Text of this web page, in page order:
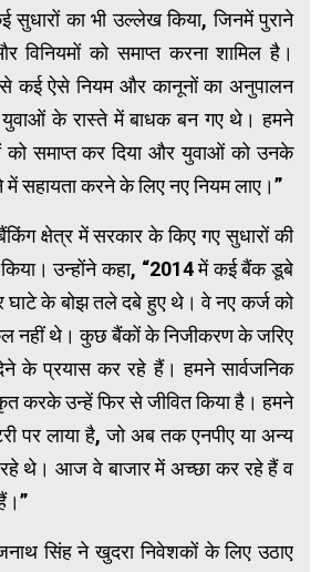
सुधारों का भी उल्लेख किया, जिनमें पुराने
विनियमों को समाप्त करना शामिल है।
से कई ऐसे नियम और कानूनों का अनुपालन
युवाओं के रास्ते में बाधक बन गए थे। हमने
को समाप्त कर दिया और युवाओं को उनके
सहायता करने के लिए नए नियम लाए।”
क्षेत्र में सरकार के किए गए सुधारों की
उन्होंने कहा, “2014 में कई बैंक डूबे
घाटे के बोझ तले दबे हुए थे। वे नए कर्ज को
नहीं थे। कुछ बैंकों के निजीकरण के जरिए
के प्रयास कर रहे हैं। हमने सार्वजनिक
करके उन्हें फिर से जीवित किया है। हमने
पर लाया है, जो अब तक एनपीए या अन्य
थे। आज वे बाजार में अच्छा कर रहे हैं व
सिंह ने खुदरा निवेशकों के लिए उठाए